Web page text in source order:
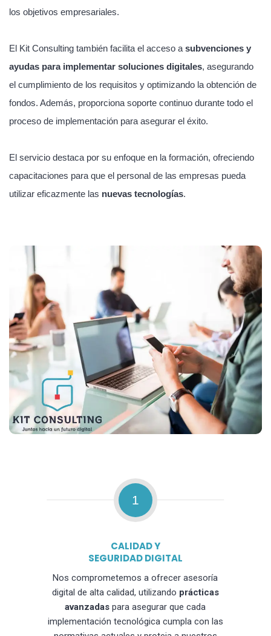
los objetivos empresariales.
El Kit Consulting también facilita el acceso a subvenciones y
ayudas para implementar soluciones digitales, asegurando
el cumplimiento de los requisitos y optimizando la obtención de
fondos. Además, proporciona soporte continuo durante todo el
proceso de implementación para asegurar el éxito.
El servicio destaca por su enfoque en la formación, ofreciendo
capacitaciones para que el personal de las empresas pueda
utilizar eficazmente las nuevas tecnologías.
1
CALIDAD Y
SEGURIDAD DIGITAL
Nos comprometemos a ofrecer asesoría
digital de alta calidad, utilizando prácticas
avanzadas para asegurar que cada
implementación tecnológica cumpla con las